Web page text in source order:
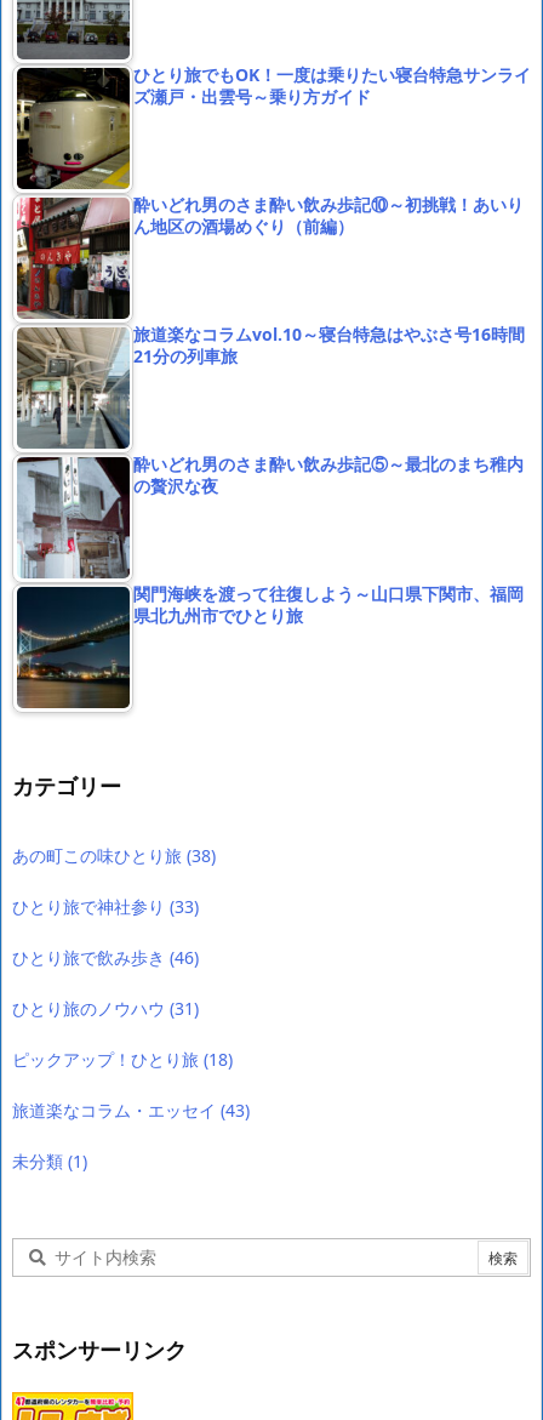
ひとり旅でもOK！一度は乗りたい寝台特急サンライ
ズ瀬戸・出雲号～乗り方ガイド
酔いどれ男のさま酔い飲み歩記⑩～初挑戦！あいり
ん地区の酒場めぐり（前編）
旅道楽なコラムvol.10～寝台特急はやぶさ号16時間
21分の列車旅
酔いどれ男のさま酔い飲み歩記⑤～最北のまち稚内
の贅沢な夜
関門海峡を渡って往復しよう～山口県下関市、福岡
県北九州市でひとり旅
カテゴリー
あの町この味ひとり旅 (38)
ひとり旅で神社参り (33)
ひとり旅で飲み歩き (46)
ひとり旅のノウハウ (31)
ピックアップ！ひとり旅 (18)
旅道楽なコラム・エッセイ (43)
未分類 (1)
スポンサーリンク